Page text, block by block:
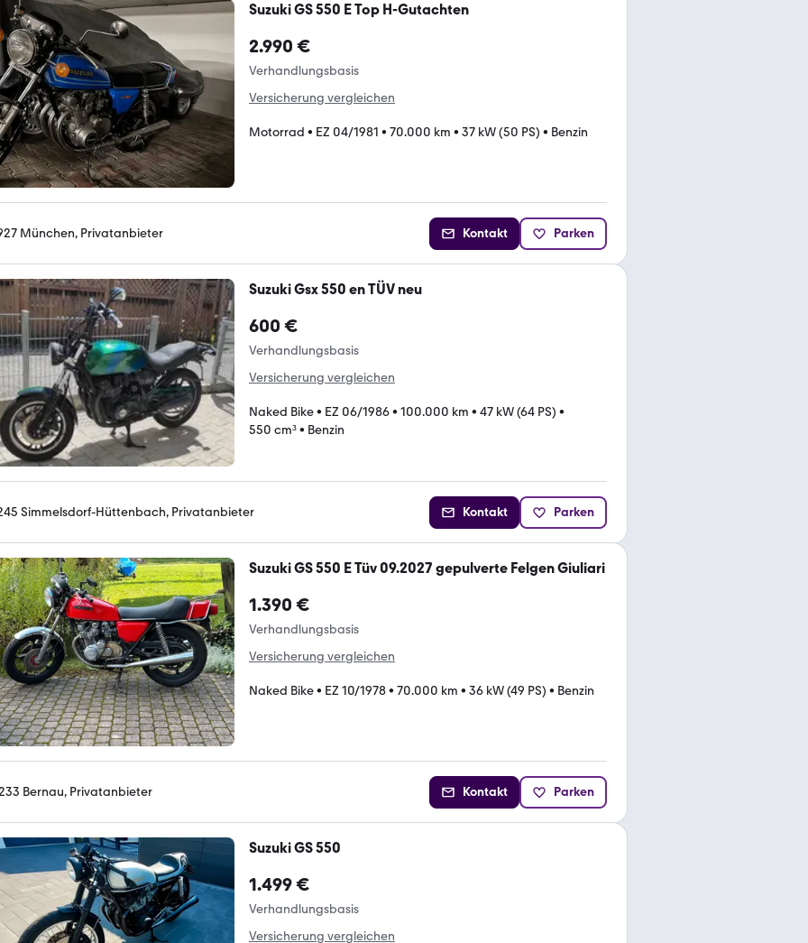
Suzuki GS 550 E Top H-Gutachten
2.990 €
Verhandlungsbasis
Versicherung vergleichen
Motorrad • EZ 04/1981 • 70.000 km • 37 kW (50 PS) • Benzin
München, Privatanbieter Kontakt Parken
Suzuki Gsx 550 en TÜV neu
600 €
Verhandlungsbasis
Versicherung vergleichen
Naked Bike• EZ 06/1986• 100.000 km • 47 kW (64 PS) •
550 cm³• Benzin
Simmelsdorf-Hüttenbach, Privatanbieter Kontakt Parken
Suzuki GS 550 E Tüv 09.2027 gepulverte Felgen Giuliari
1.390 €
Verhandlungsbasis
Versicherung vergleichen
Naked Bike• EZ 10/1978• 70.000 km • 36 kW (49 PS) • Benzin
Bernau, Privatanbieter Kontakt Parken
Suzuki GS 550
1.499 €
Verhandlungsbasis
Versicherung vergleichen